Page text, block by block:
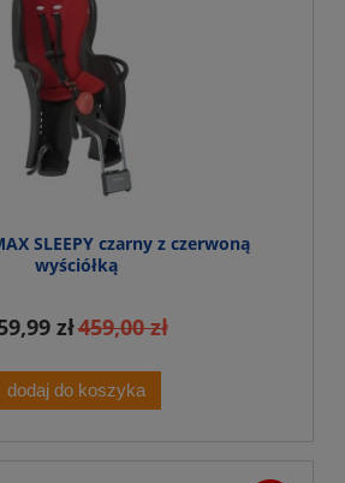
SLEEPY czarny z czerwoną
wyściółką
zł459,00 zł
dodaj do koszyka